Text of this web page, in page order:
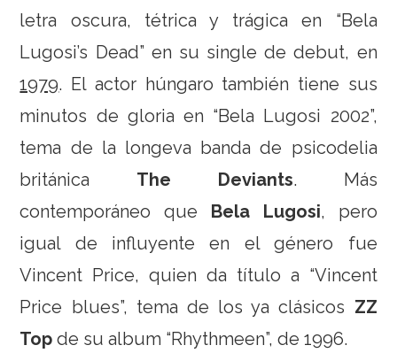
letra oscura, tétrica y trágica en “Bela
Lugosi’s Dead” en su single de debut, en
1979. El actor húngaro también tiene sus
minutos de gloria en “Bela Lugosi 2002”,
tema de la longeva banda de psicodelia
británica The Deviants. Más
contemporáneo que Bela Lugosi, pero
igual de influyente en el género fue
Vincent Price, quien da título a “Vincent
Price blues”, tema de los ya clásicos ZZ
Topde su album “Rhythmeen”, de 1996.